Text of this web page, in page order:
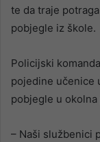
te da traje
pobjegle iz škole.
Policijski
pojedine učenice
pobjegle u okolna
– Naši službenici